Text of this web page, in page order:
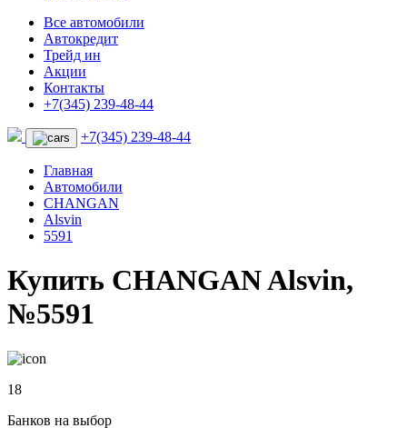
Все автомобили
Автокредит
Трейд ин
Акции
Контакты
+7(345) 239-48-44
+7(345) 239-48-44
Главная
Автомобили
CHANGAN
Alsvin
5591
Купить CHANGAN Alsvin,
№5591
18
Банков на выбор